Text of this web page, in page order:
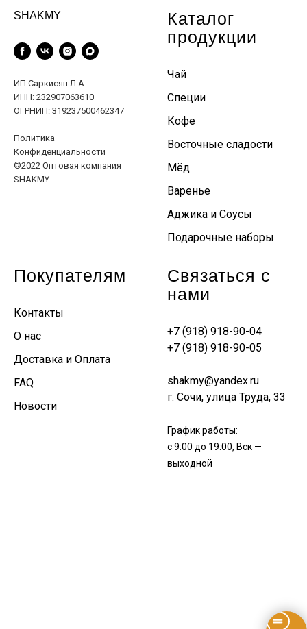
SHAKMY
ИП Саркисян Л.А.
ИНН: 232907063610
ОГРНИП: 319237500462347
Политика
Конфиденциальности
©2022 Оптовая компания
SHAKMY
Каталог
продукции
Чай
Специи
Кофе
Восточные сладости
Мёд
Варенье
Аджика и Соусы
Подарочные наборы
Покупателям
Контакты
О нас
Доставка и Оплата
FAQ
Новости
Связаться с
нами
+7 (918) 918-90-04
+7 (918) 918-90-05
shakmy@yandex.ru
г. Сочи, улица Труда, 33
График работы:
с 9:00 до 19:00, Вск —
выходной